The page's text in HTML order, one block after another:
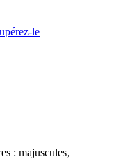
le
: majuscules,